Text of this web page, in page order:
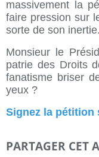
massivement la
faire pression sur
sorte de son inertie.
Monsieur le
patrie des Droits
fanatisme briser
yeux ?
Signez la pétition
PARTAGER CET